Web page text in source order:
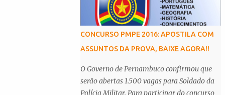
CONCURSO PMPE 2016: APOSTILA COM
ASSUNTOS DA PROVA, BAIXE AGORA!!
O Governo de Pernambuco confirmou que
serão abertas 1.500 vagas para Soldado da
Polícia Militar. Para participar do concurso